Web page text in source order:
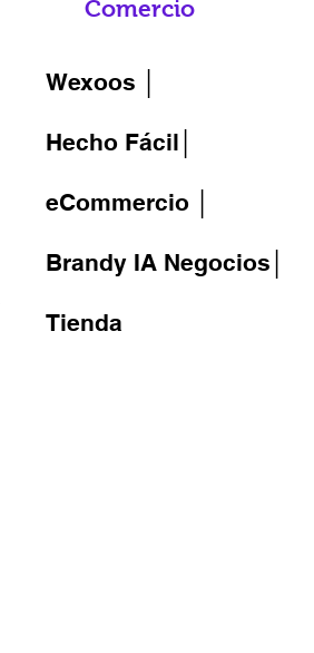
Comercio
Wexoos │
Hecho Fácil│
eCommercio │
Brandy IA Negocios│
Tienda